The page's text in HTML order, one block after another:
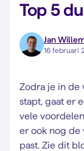
Top 5
Jan
16 februari
Zodra je in de
stapt, gaat er
vele
er ook nog de
past. Zie dit